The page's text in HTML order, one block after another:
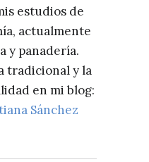
estudios de
actualmente
y panadería.
tradicional y la
en mi blog:
Sánchez